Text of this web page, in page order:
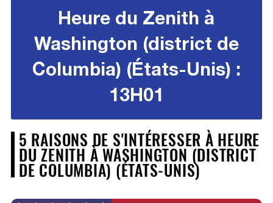
Heure du Zenith à
Washington (district de
Columbia) (États-Unis) :
13H01
5 RAISONS DE S'INTÉRESSER À HEURE
DU ZENITH À WASHINGTON (DISTRICT
DE COLUMBIA) (ÉTATS-UNIS)